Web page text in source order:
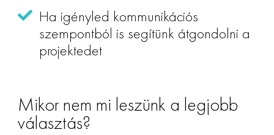
Ha igényled kommunikációs
szempontból is segítünk átgondolni a
projektedet
Mikor nem mi leszünk a legjobb
választás?